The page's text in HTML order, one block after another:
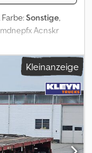
Farbe:Sonstige,
Acnskr
Kleinanzeige